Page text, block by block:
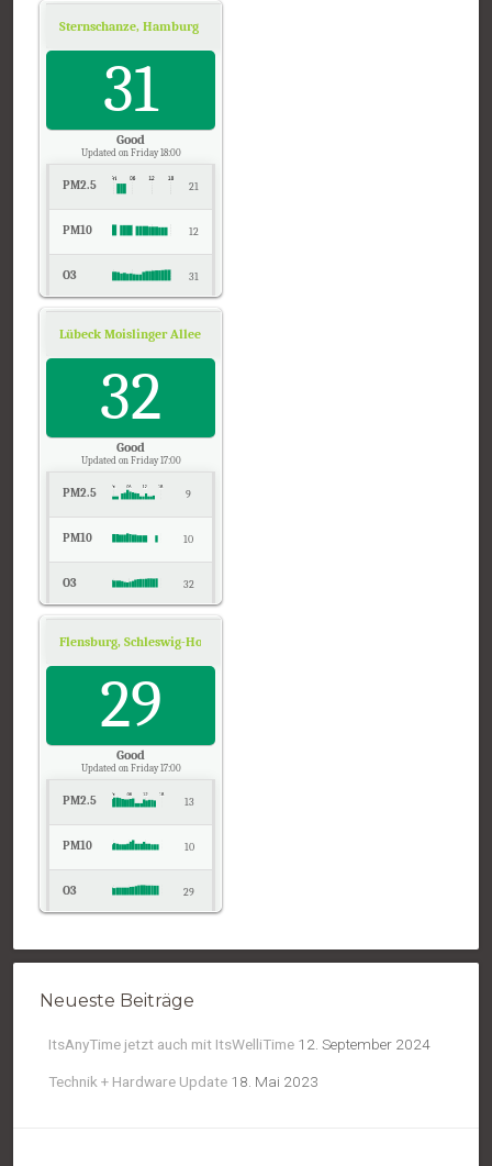
Sternschanze, Hamburg
31
Good
Updated on Friday 18:00
PM2.5 21
PM10 12
O3 31
Lübeck Moislinger Allee, Schleswig-Holstein
32
Good
Updated on Friday 17:00
PM2.5 9
PM10 10
O3 32
Pressure
Flensburg, Schleswig-Holstein
29
Good
Updated on Friday 17:00
PM2.5 13
PM10 10
O3 29
Neueste Beiträge
ItsAnyTime jetzt auch mit ItsWelliTime 12. September 2024
Technik + Hardware Update 18. Mai 2023